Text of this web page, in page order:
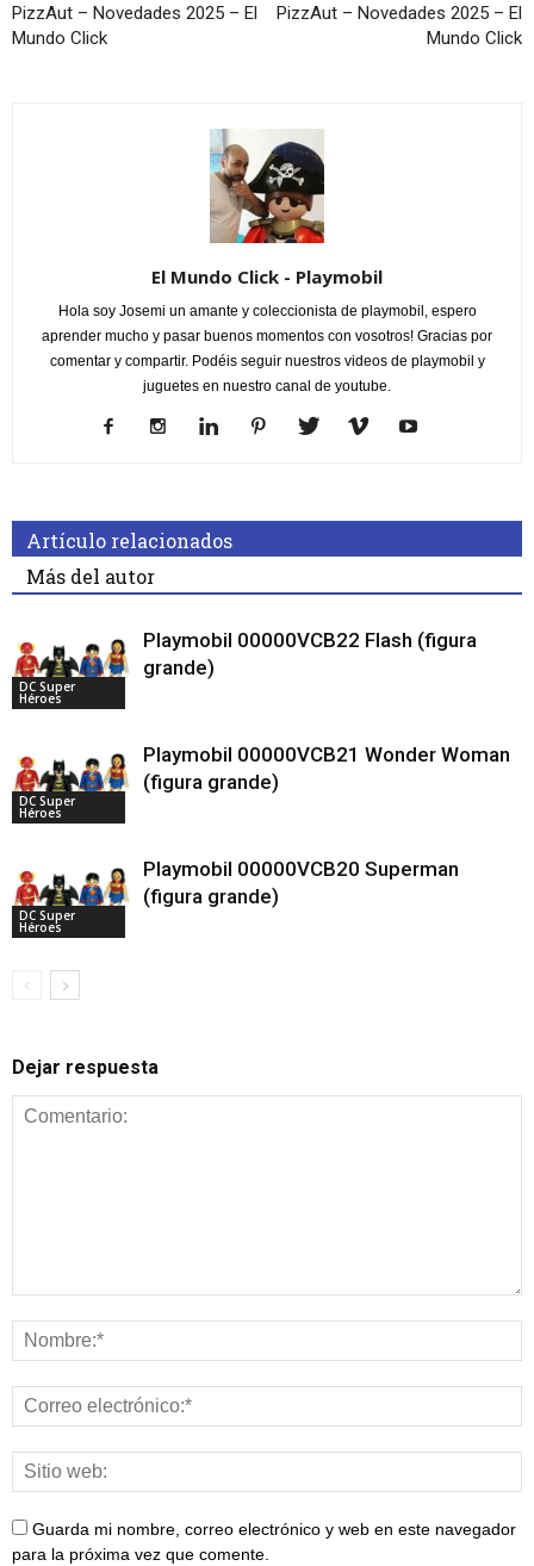
PizzAut – Novedades 2025 – El
Mundo Click
PizzAut – Novedades 2025 – El
Mundo Click
El Mundo Click - Playmobil
Hola soy Josemi un amante y coleccionista de playmobil, espero
aprender mucho y pasar buenos momentos con vosotros! Gracias por
comentar y compartir. Podéis seguir nuestros videos de playmobil y
juguetes en nuestro canal de youtube.
Artículo relacionados
Más del autor
DC Super
Héroes
Playmobil 00000VCB22 Flash (figura
grande)
DC Super
Héroes
Playmobil 00000VCB21 Wonder Woman
(figura grande)
DC Super
Héroes
Playmobil 00000VCB20 Superman
(figura grande)
Dejar respuesta
Guarda mi nombre, correo electrónico y web en este navegador
para la próxima vez que comente.